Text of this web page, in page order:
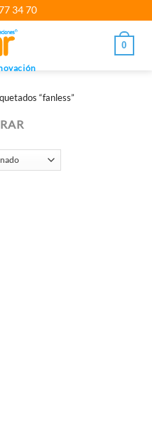
34 70
0
“fanless”